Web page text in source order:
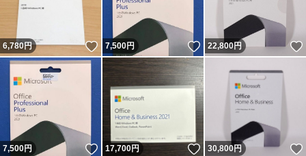
6,780円 いいね！
7,500円 いいね！
22,800円
7,500円 いいね！
17,700円 いいね！
30,800円